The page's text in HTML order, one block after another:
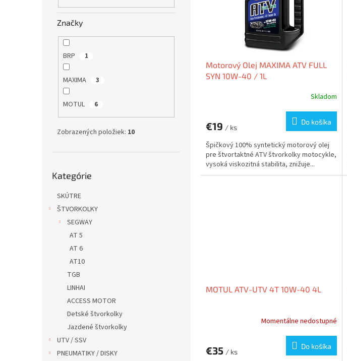
Značky
BRP 1
MAXIMA 3
MOTUL 6
Zobrazených položiek: 10
kategórie
Kategórie
SKÚTRE
ŠTVORKOLKY
SEGWAY
AT 5
AT 6
AT10
TGB
LINHAI
ACCESS MOTOR
Detské štvorkolky
Jazdené štvorkolky
UTV / SSV
PNEUMATIKY / DISKY
Motorový Olej MAXIMA ATV FULL
SYN 10W-40 / 1L
Skladom
€19 / ks
Do košíka
Špičkový 100% syntetický motorový olej
pre štvortaktné ATV štvorkolky motocykle,
vysoká viskozitná stabilita, znižuje...
MOTUL ATV-UTV 4T 10W-40 4L
Momentálne nedostupné
€35 / ks
Do košíka